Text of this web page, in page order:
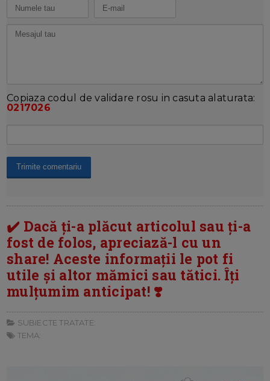
Copiaza codul de validare rosu in casuta alaturata:
0217026
✔️ Dacă ți-a plăcut articolul sau ți-a
fost de folos, apreciază-l cu un
share! Aceste informații le pot fi
utile și altor mămici sau tătici. Îți
mulțumim anticipat! ❣️
SUBIECTE TRATATE:
TEMA: